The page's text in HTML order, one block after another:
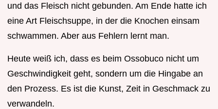
und das Fleisch nicht gebunden. Am Ende hatte ich
eine Art Fleischsuppe, in der die Knochen einsam
schwammen. Aber aus Fehlern lernt man.
Heute weiß ich, dass es beim Ossobuco nicht um
Geschwindigkeit geht, sondern um die Hingabe an
den Prozess. Es ist die Kunst, Zeit in Geschmack zu
verwandeln.